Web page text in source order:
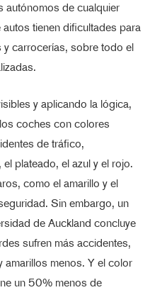
autónomos de cualquier
tienen dificultades para
y carrocerías, sobre todo el
y aplicando la lógica,
coches con colores
de tráfico,
plateado, el azul y el rojo.
como el amarillo y el
Sin embargo, un
de Auckland concluye
sufren más accidentes,
amarillos menos. Y el color
un 50% menos de